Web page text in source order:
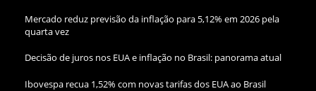
Mercado reduz previsão da inflação para 5,12% em 2026 pela
quarta vez
Decisão de juros nos EUA e inflação no Brasil: panorama atual
Ibovespa recua 1,52% com novas tarifas dos EUA ao Brasil